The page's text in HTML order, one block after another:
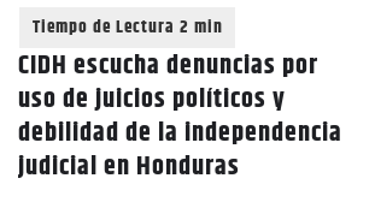
CIDH escucha denuncias por
uso de juicios políticos y
debilidad de la independencia
judicial en Honduras